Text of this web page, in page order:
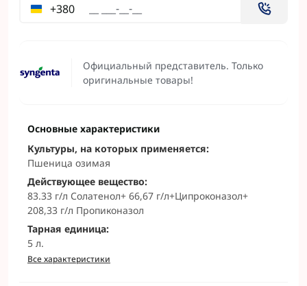
Официальный представитель. Только
оригинальные товары!
+380
Основные характеристики
Культуры, на которых применяется:
Пшеница озимая
Действующее вещество:
83.33 г/л Солатенол+ 66,67 г/л+Ципроконазол+
208,33 г/л Пропиконазол
Тарная единица:
5 л.
Все характеристики